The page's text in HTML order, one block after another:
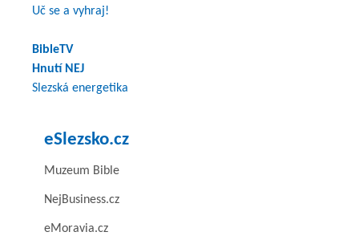
Uč se a vyhraj!
BibleTV
Hnutí NEJ
Slezská energetika
eSlezsko.cz
Muzeum Bible
NejBusiness.cz
eMoravia.cz